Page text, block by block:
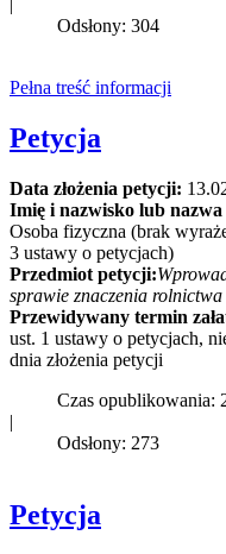
|
Odsłony: 304
Pełna treść informacji
Petycja
Data złożenia petycji:
Imię i nazwisko lub
Osoba fizyczna (brak
3 ustawy o petycjach)
Przedmiot petycji:
sprawie znaczenia
Przewidywany termin
ust. 1 ustawy o petycjach,
dnia złożenia petycji
Czas opublikowania:
|
Odsłony: 273
Petycja